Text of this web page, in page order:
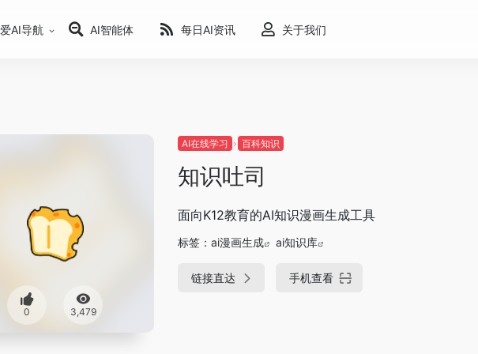
爱AI导航 AI智能体 每日AI资讯 关于我们
0 3,479
AI在线学习 百科知识
知识吐司
面向K12教育的AI知识漫画生成工具
标签： ai漫画生成 ai知识库
链接直达 手机查看